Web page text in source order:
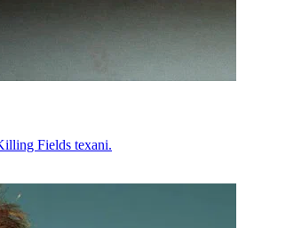
Fields texani.